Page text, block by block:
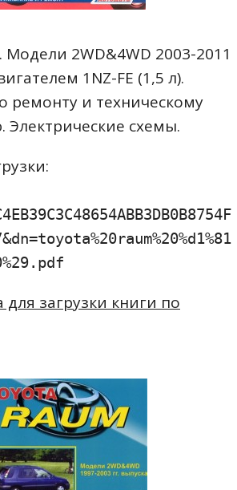
Модели 2WD&4WD 2003-2011
1NZ-FE (1,5 л).
ремонту и техническому
Электрические схемы.
загрузки книги по